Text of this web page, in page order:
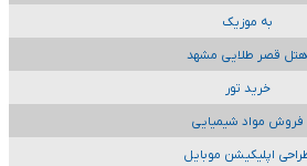
به موزیک
هتل قصر طلایی مشهد
خرید تور
فروش مواد شیمیایی
اپلیکیشن موبایل